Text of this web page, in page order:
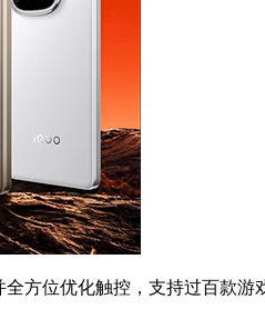
位优化触控，支持过百款游